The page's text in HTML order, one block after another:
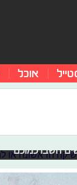
אוכל
חשבו כמוכם